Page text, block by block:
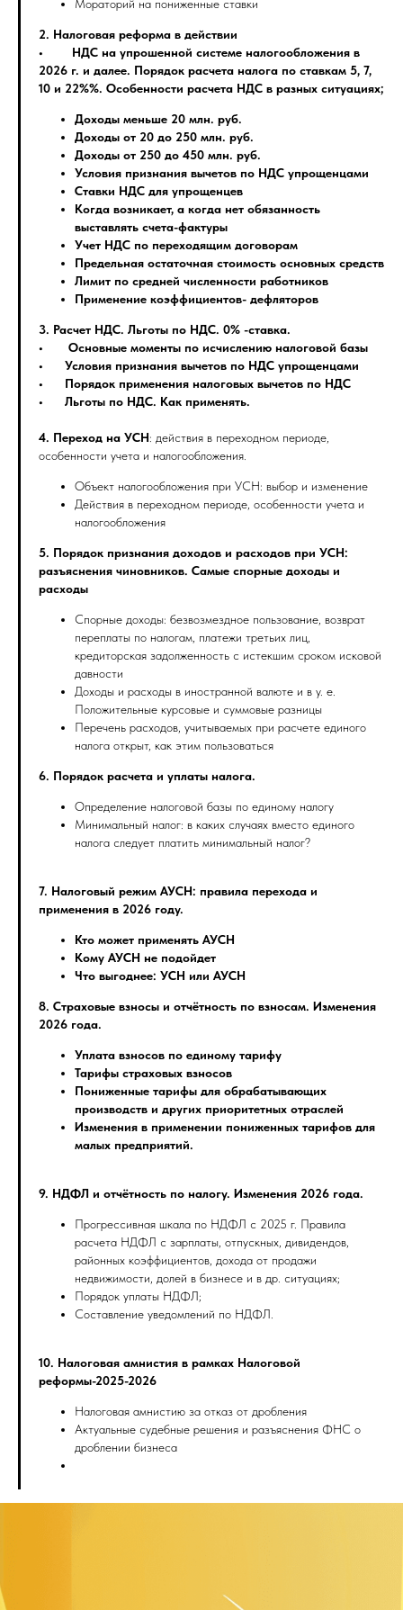
Мораторий на пониженные ставки
2. Налоговая реформа в действии
• НДС на упрошенной системе налогообложения в
2026 г. и далее. Порядок расчета налога по ставкам 5, 7,
10 и 22%%. Особенности расчета НДС в разных ситуациях;
Доходы меньше 20 млн. руб.
Доходы от 20 до 250 млн. руб.
Доходы от 250 до 450 млн. руб.
Условия признания вычетов по НДС упрощенцами
Ставки НДС для упрощенцев
Когда возникает, а когда нет обязанность
выставлять счета-фактуры
Учет НДС по переходящим договорам
Предельная остаточная стоимость основных средств
Лимит по средней численности работников
Применение коэффициентов- дефляторов
3. Расчет НДС. Льготы по НДС. 0% -ставка.
• Основные моменты по исчислению налоговой базы
• Условия признания вычетов по НДС упрощенцами
• Порядок применения налоговых вычетов по НДС
• Льготы по НДС. Как применять.
4. Переход на УСН: действия в переходном периоде,
особенности учета и налогообложения.
Объект налогообложения при УСН: выбор и изменение
Действия в переходном периоде, особенности учета и
налогообложения
5. Порядок признания доходов и расходов при УСН:
разъяснения чиновников. Самые спорные доходы и
расходы
Спорные доходы: безвозмездное пользование, возврат
переплаты по налогам, платежи третьих лиц,
кредиторская задолженность с истекшим сроком исковой
давности
Доходы и расходы в иностранной валюте и в у. е.
Положительные курсовые и суммовые разницы
Перечень расходов, учитываемых при расчете единого
налога открыт, как этим пользоваться
6. Порядок расчета и уплаты налога.
Определение налоговой базы по единому налогу
Минимальный налог: в каких случаях вместо единого
налога следует платить минимальный налог?
7. Налоговый режим АУСН: правила перехода и
применения в 2026 году.
Кто может применять АУСН
Кому АУСН не подойдет
Что выгоднее: УСН или АУСН
8. Страховые взносы и отчётность по взносам. Изменения
2026 года.
Уплата взносов по единому тарифу
Тарифы страховых взносов
Пониженные тарифы для обрабатывающих
производств и других приоритетных отраслей
Изменения в применении пониженных тарифов для
малых предприятий.
9. НДФЛ и отчётность по налогу. Изменения 2026 года.
Прогрессивная шкала по НДФЛ с 2025 г. Правила
расчета НДФЛ с зарплаты, отпускных, дивидендов,
районных коэффициентов, дохода от продажи
недвижимости, долей в бизнесе и в др. ситуациях;
Порядок уплаты НДФЛ;
Составление уведомлений по НДФЛ.
10. Налоговая амнистия в рамках Налоговой
реформы-2025-2026
Налоговая амнистию за отказ от дробления
Актуальные судебные решения и разъяснения ФНС о
дроблении бизнеса